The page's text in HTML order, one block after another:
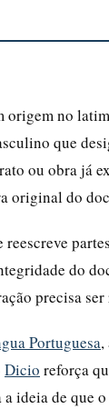
origem no
que
ou obra já
original do
do
precisa
Portuguesa,
Dicio reforça
ideia de